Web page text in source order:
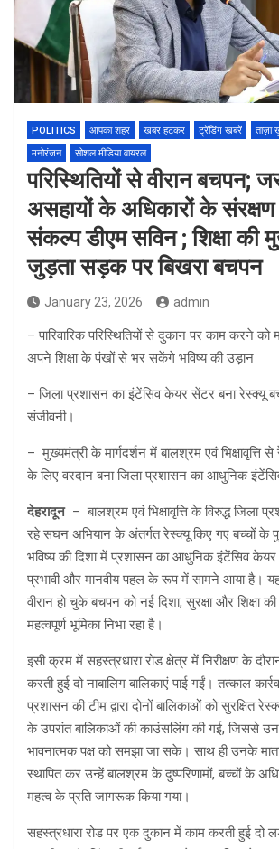
POLITICS आपका शहर खबर हटकर ट्रेंडिंग खबरें ताज़ा
मनोरंजन
सोशल मीडिया वायरल
परिस्थितियों से वीरान बचपन;
असहायों के अधिकारों के
संकल्प डीएम सविन ; शिक्षा की
जुड़ता सड़क पर बिखरा बचपन
January 23, 2026 admin
– पारिवारिक परिस्थितियों से दुकान पर काम करने
अपने शिक्षा के पंखों से भर सकेंगे भविष्य की उड़ान
– जिला प्रशासन का इंटेंसिव केयर सेंटर बना रेस्क्यू
संजीवनी।
– मुख्यमंत्री के मार्गदर्शन में बालश्रम एवं भिक्षावृत्ति
के लिए वरदान बना जिला प्रशासन का आधुनिक
देहरादून– बालश्रम एवं भिक्षावृत्ति के विरुद्ध जिला
रहे सघन अभियान के अंतर्गत रेस्क्यू किए गए बच्चों के
भविष्य की दिशा में प्रशासन का आधुनिक इंटेंसिव
प्रभावी और मानवीय पहल के रूप में सामने आया है। यह
वीरान हो चुके बचपन को नई दिशा, सुरक्षा और शिक्षा
महत्वपूर्ण भूमिका निभा रहा है।
इसी क्रम में सहस्त्रधारा रोड क्षेत्र में निरीक्षण के
करती हुई दो नाबालिग बालिकाएं पाई गईं। तत्काल
प्रशासन की टीम द्वारा दोनों बालिकाओं को सुरक्षित
के उपरांत बालिकाओं की काउंसलिंग की गई, जिससे
भावनात्मक पक्ष को समझा जा सके। साथ ही उनके
स्थापित कर उन्हें बालश्रम के दुष्परिणामों, बच्चों के
महत्व के प्रति जागरूक किया गया।
सहस्त्रधारा रोड पर एक दुकान में काम करती हुई दो